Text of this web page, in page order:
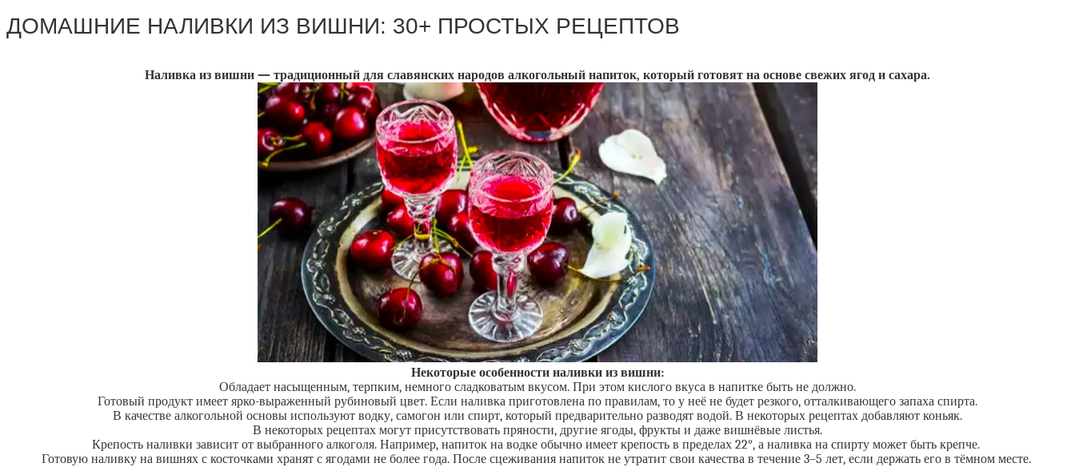
ДОМАШНИЕ НАЛИВКИ ИЗ ВИШНИ: 30+ ПРОСТЫХ РЕЦЕПТОВ
Наливка из вишни — традиционный для славянских народов алкогольный напиток, который готовят на основе свежих ягод и сахара.
Некоторые особенности наливки из вишни:
Обладает насыщенным, терпким, немного сладковатым вкусом. При этом кислого вкуса в напитке быть не должно.
Готовый продукт имеет ярко-выраженный рубиновый цвет. Если наливка приготовлена по правилам, то у неё не будет резкого, отталкивающего запаха спирта.
В качестве алкогольной основы используют водку, самогон или спирт, который предварительно разводят водой. В некоторых рецептах добавляют коньяк.
В некоторых рецептах могут присутствовать пряности, другие ягоды, фрукты и даже вишнёвые листья.
Крепость наливки зависит от выбранного алкоголя. Например, напиток на водке обычно имеет крепость в пределах 22°, а наливка на спирту может быть крепче.
Готовую наливку на вишнях с косточками хранят с ягодами не более года. После сцеживания напиток не утратит свои качества в течение 3–5 лет, если держать его в тёмном месте.